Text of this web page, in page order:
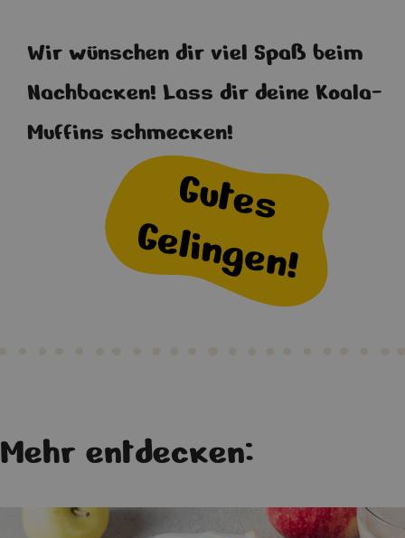
Wir wünschen dir viel Spaß beim
Nachbacken! Lass dir deine Koala-
Muffins schmecken!
Mehr entdecken: